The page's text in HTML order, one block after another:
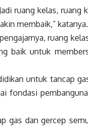
ruang kelas, ruang
membaik,” katanya.
ruang
baik untuk
untuk tancap
fondasi
gas dan gercep